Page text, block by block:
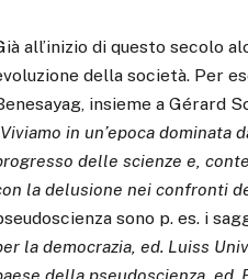
all’inizio di questo secolo
della società. Per
insieme a Gérard
Viviamo in un’epoca dominata
delle scienze e,
la delusione nei confronti
sono p. es. i
la democrazia, ed. Luiss